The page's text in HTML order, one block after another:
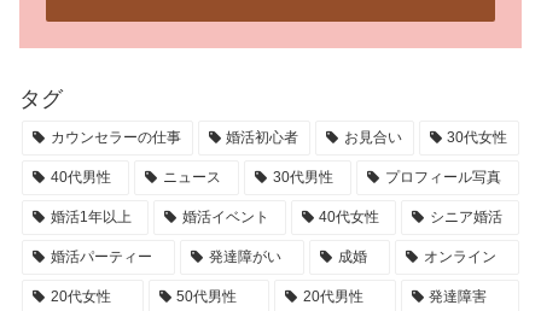
タグ
カウンセラーの仕事 婚活初心者 お見合い 30代女性
40代男性 ニュース 30代男性 プロフィール写真
婚活1年以上 婚活イベント 40代女性 シニア婚活
婚活パーティー 発達障がい 成婚 オンライン
20代女性 50代男性 20代男性 発達障害